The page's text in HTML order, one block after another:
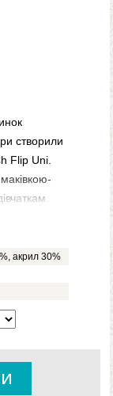
створили
Flip Uni.
на ньому –
Ch Flip Uni,
дитина
лише тепла
акрил 30%